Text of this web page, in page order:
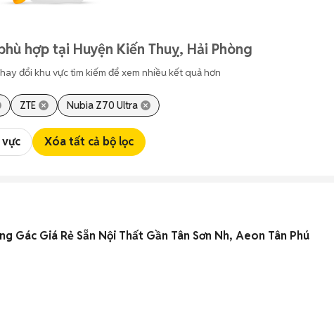
hợp tại Huyện Kiến Thuỵ, Hải Phòng
đổi khu vực tìm kiếm để xem nhiều kết quả hơn
ZTE Nubia Z70 Ultra
Xóa tất cả bộ lọc
Gác Giá Rẻ Sẵn Nội Thất Gần Tân Sơn Nh, Aeon Tân Phú